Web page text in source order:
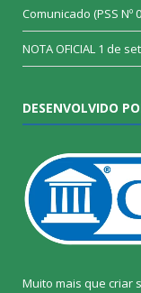
Comunicado (PSS Nº
NOTA OFICIAL 1 de
DESENVOLVIDO
Muito mais que criar